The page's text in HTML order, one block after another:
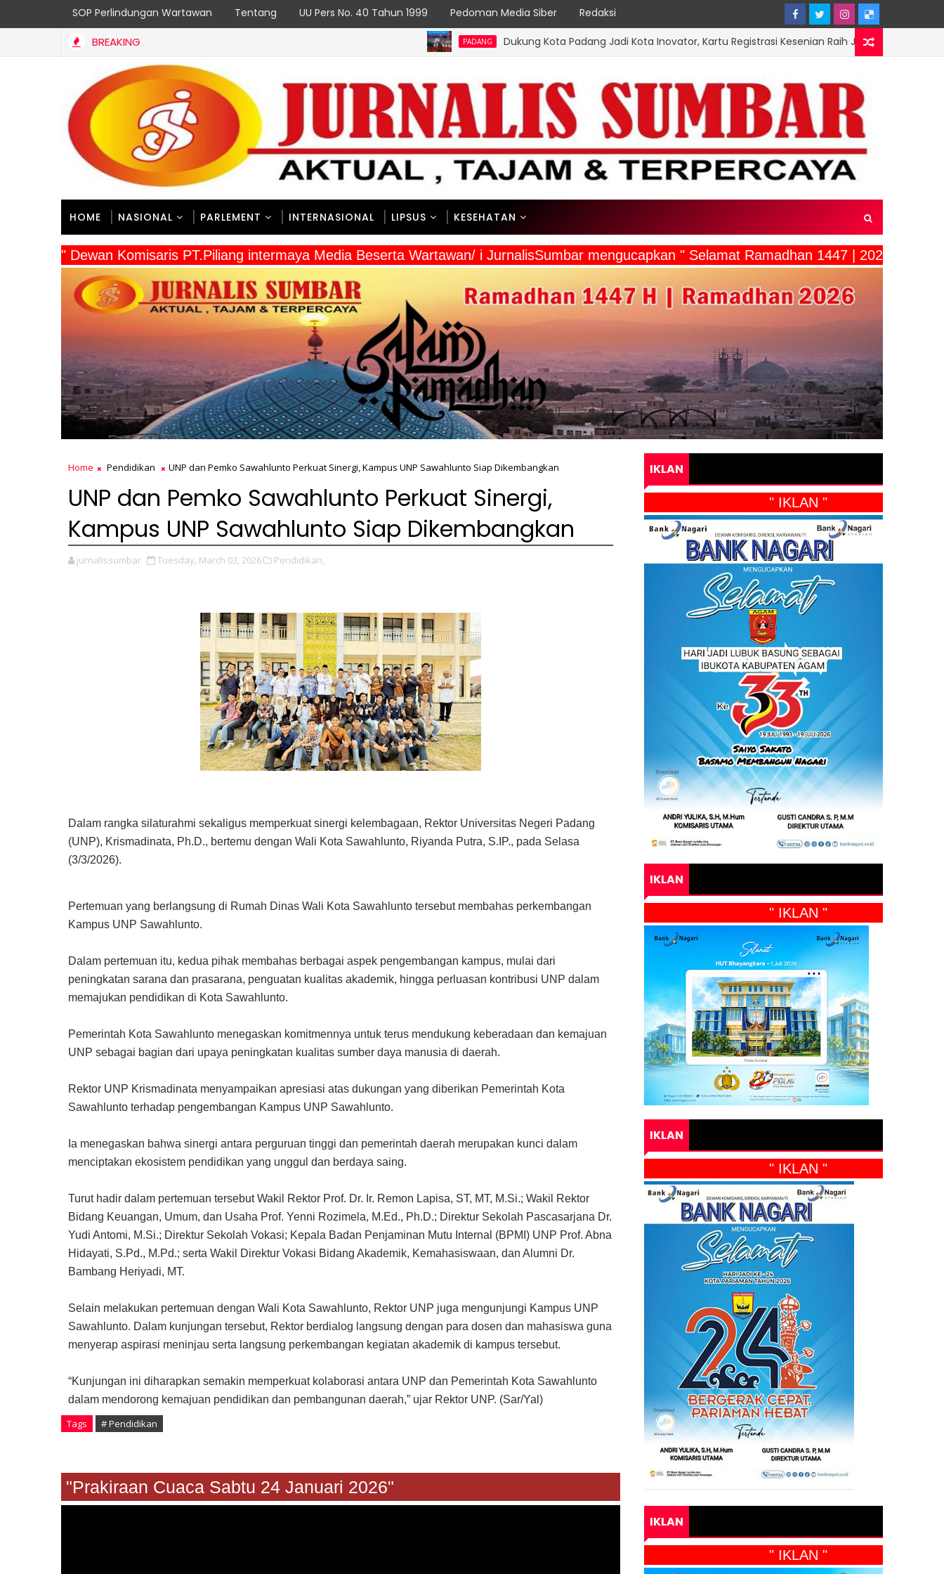
SOP Perlindungan Wartawan Tentang UU Pers No. 40 Tahun 1999 Pedoman Media Siber Redaksi
BREAKING Dukung Kota Padang Jadi Kota Inovator, Kartu Registrasi Kesenian Raih Juara III Inovasi Pendidikan
HOME NASIONAL PARLEMENT INTERNASIONAL LIPSUS KESEHATAN
" Dewan Komisaris PT.Piliang intermaya Media Beserta Wartawan/ i JurnalisSumbar mengucapkan " Selamat Ramadhan 1447 | 2026"
Home Pendidikan UNP dan Pemko Sawahlunto Perkuat Sinergi, Kampus UNP Sawahlunto Siap Dikembangkan
UNP dan Pemko Sawahlunto Perkuat Sinergi,
Kampus UNP Sawahlunto Siap Dikembangkan
jurnalissumbar Tuesday, March 03, 2026 Pendidikan,
Dalam rangka silaturahmi sekaligus memperkuat sinergi kelembagaan, Rektor Universitas Negeri Padang
(UNP), Krismadinata, Ph.D., bertemu dengan Wali Kota Sawahlunto, Riyanda Putra, S.IP., pada Selasa
(3/3/2026).
Pertemuan yang berlangsung di Rumah Dinas Wali Kota Sawahlunto tersebut membahas perkembangan
Kampus UNP Sawahlunto.
Dalam pertemuan itu, kedua pihak membahas berbagai aspek pengembangan kampus, mulai dari
peningkatan sarana dan prasarana, penguatan kualitas akademik, hingga perluasan kontribusi UNP dalam
memajukan pendidikan di Kota Sawahlunto.
Pemerintah Kota Sawahlunto menegaskan komitmennya untuk terus mendukung keberadaan dan kemajuan
UNP sebagai bagian dari upaya peningkatan kualitas sumber daya manusia di daerah.
Rektor UNP Krismadinata menyampaikan apresiasi atas dukungan yang diberikan Pemerintah Kota
Sawahlunto terhadap pengembangan Kampus UNP Sawahlunto.
Ia menegaskan bahwa sinergi antara perguruan tinggi dan pemerintah daerah merupakan kunci dalam
menciptakan ekosistem pendidikan yang unggul dan berdaya saing.
Turut hadir dalam pertemuan tersebut Wakil Rektor Prof. Dr. Ir. Remon Lapisa, ST, MT, M.Si.; Wakil Rektor
Bidang Keuangan, Umum, dan Usaha Prof. Yenni Rozimela, M.Ed., Ph.D.; Direktur Sekolah Pascasarjana Dr.
Yudi Antomi, M.Si.; Direktur Sekolah Vokasi; Kepala Badan Penjaminan Mutu Internal (BPMI) UNP Prof. Abna
Hidayati, S.Pd., M.Pd.; serta Wakil Direktur Vokasi Bidang Akademik, Kemahasiswaan, dan Alumni Dr.
Bambang Heriyadi, MT.
Selain melakukan pertemuan dengan Wali Kota Sawahlunto, Rektor UNP juga mengunjungi Kampus UNP
Sawahlunto. Dalam kunjungan tersebut, Rektor berdialog langsung dengan para dosen dan mahasiswa guna
menyerap aspirasi meninjau serta langsung perkembangan kegiatan akademik di kampus tersebut.
“Kunjungan ini diharapkan semakin memperkuat kolaborasi antara UNP dan Pemerintah Kota Sawahlunto
dalam mendorong kemajuan pendidikan dan pembangunan daerah,” ujar Rektor UNP. (Sar/Yal)
Tags # Pendidikan
"Prakiraan Cuaca Sabtu 24 Januari 2026"
IKLAN
" IKLAN "
IKLAN
" IKLAN "
IKLAN
" IKLAN "
IKLAN
" IKLAN "